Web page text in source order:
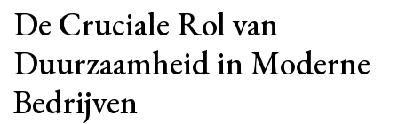
De Cruciale Rol van
Duurzaamheid in Moderne
Bedrijven